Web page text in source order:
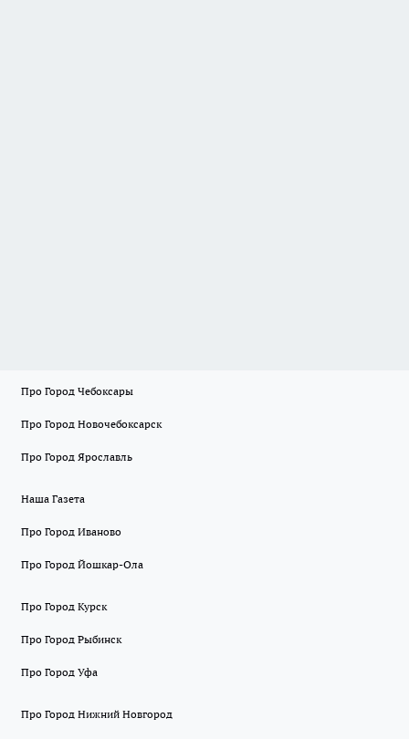
Про Город Чебоксары
Про Город Новочебоксарск
Про Город Ярославль
Наша Газета
Про Город Иваново
Про Город Йошкар-Ола
Про Город Курск
Про Город Рыбинск
Про Город Уфа
Про Город Нижний Новгород